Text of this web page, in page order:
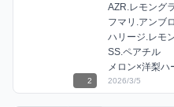
2
AZR.レモング
フマリ.アンブ
ハリージ.レモ
SS.ペアチル
2026/3/5